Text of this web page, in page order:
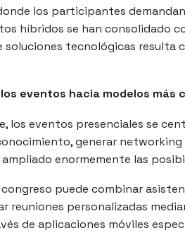
los participantes
híbridos se han consolidado
soluciones tecnológicas resulta
eventos hacia modelos más
los eventos presenciales se
generar
enormemente las
puede combinar
reuniones personalizadas
de aplicaciones móviles